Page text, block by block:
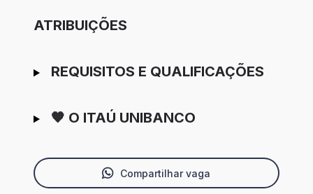
ATRIBUIÇÕES
REQUISITOS E QUALIFICAÇÕES
🧡 O ITAÚ UNIBANCO
Compartilhar vaga